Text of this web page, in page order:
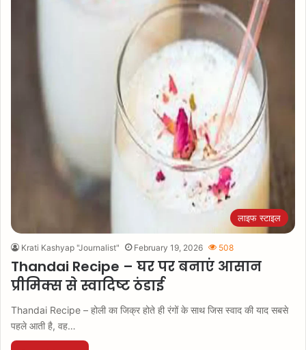
लाइफ स्टाइल
Krati Kashyap "Journalist" February 19, 2026 508
Thandai Recipe – घर पर बनाएं आसान
प्रीमिक्स से स्वादिष्ट ठंडाई
Thandai Recipe – होली का जिक्र होते ही रंगों के साथ जिस स्वाद की याद सबसे
पहले आती है, वह…